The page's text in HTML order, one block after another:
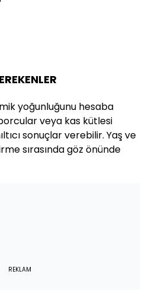
yoğunluğunu hesaba
veya kas kütlesi
sonuçlar verebilir. Yaş ve
sırasında göz önünde
REKLAM